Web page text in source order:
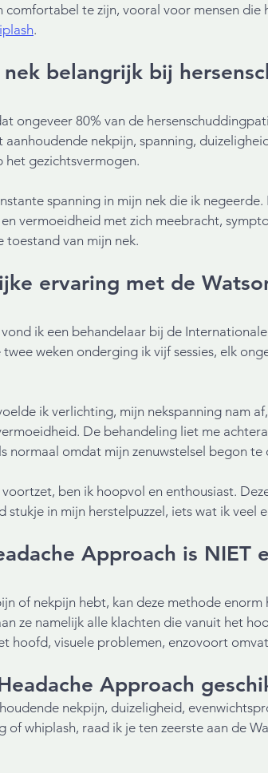
te zijn, vooral voor mensen die
.
belangrijk bij
ongeveer 80% van de
aanhoudende nekpijn, spanning,
het gezichtsvermogen.
spanning in mijn nek die ik
vermoeidheid met zich meebracht,
toestand van mijn nek.
ervaring met de
ik een behandelaar bij de
weken onderging ik vijf sessies, elk
ik verlichting, mijn nekspanning nam
De behandeling liet me
normaal omdat mijn zenuwstelsel begon te
ben ik hoopvol en enthousiast.
stukje in mijn herstelpuzzel, iets wat ik veel
Approach is NIET
of nekpijn hebt, kan deze methode enorm
ze namelijk alle klachten die vanuit het
hoofd, visuele problemen, enzovoort
Approach
nekpijn, duizeligheid,
of whiplash, raad ik je ten zeerste aan de